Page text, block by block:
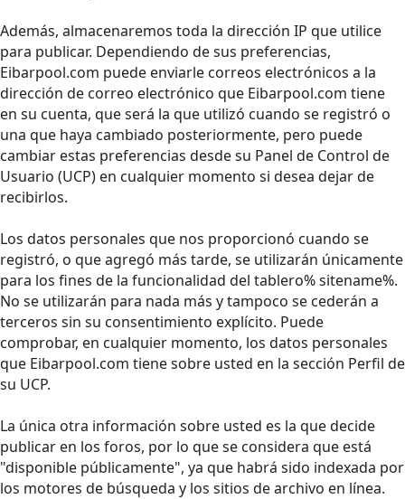
Además, almacenaremos toda la dirección IP que utilice
para publicar. Dependiendo de sus preferencias,
Eibarpool.com puede enviarle correos electrónicos a la
dirección de correo electrónico que Eibarpool.com tiene
en su cuenta, que será la que utilizó cuando se registró o
una que haya cambiado posteriormente, pero puede
cambiar estas preferencias desde su Panel de Control de
Usuario (UCP) en cualquier momento si desea dejar de
recibirlos.
Los datos personales que nos proporcionó cuando se
registró, o que agregó más tarde, se utilizarán únicamente
para los fines de la funcionalidad del tablero% sitename%.
No se utilizarán para nada más y tampoco se cederán a
terceros sin su consentimiento explícito. Puede
comprobar, en cualquier momento, los datos personales
que Eibarpool.com tiene sobre usted en la sección Perfil de
su UCP.
La única otra información sobre usted es la que decide
publicar en los foros, por lo que se considera que está
"disponible públicamente", ya que habrá sido indexada por
los motores de búsqueda y los sitios de archivo en línea.